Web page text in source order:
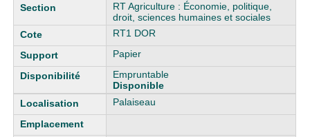
RT Agriculture : Économie, politique,
droit, sciences humaines et sociales
RT1 DOR
Papier
Empruntable
Disponible
Palaiseau